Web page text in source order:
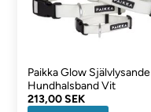
Paikka Glow Självlysande
Hundhalsband Vit
213,00 SEK